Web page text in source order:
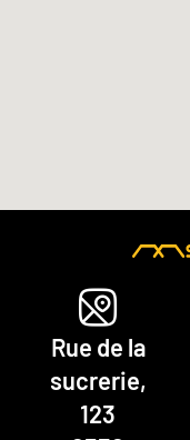
Rue de la
sucrerie,
123